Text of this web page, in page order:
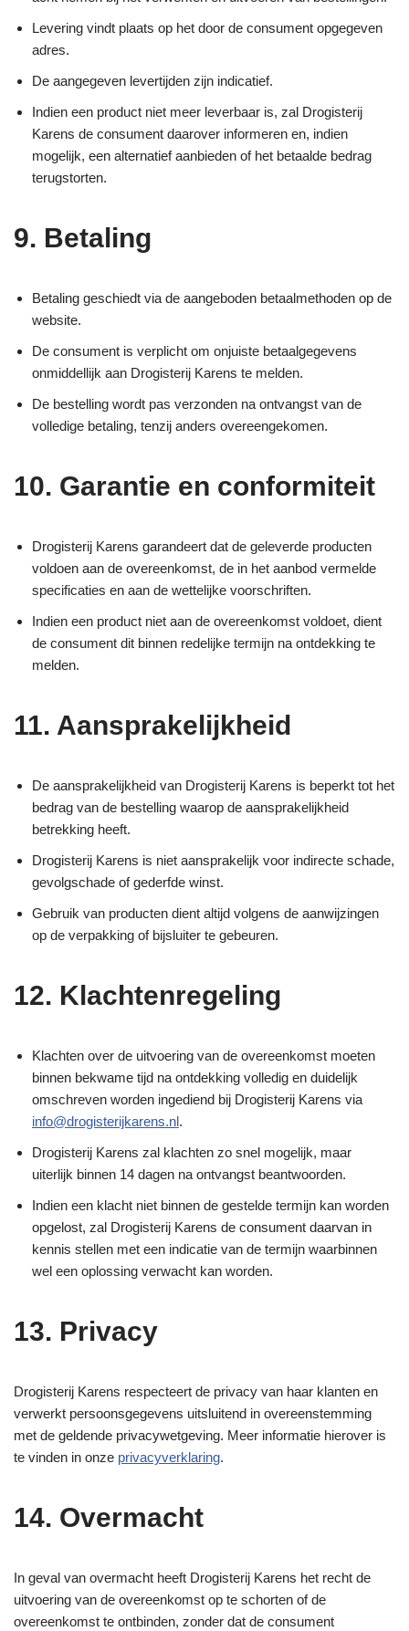
Levering vindt plaats op het door de consument opgegeven
adres.
De aangegeven levertijden zijn indicatief.
Indien een product niet meer leverbaar is, zal Drogisterij
Karens de consument daarover informeren en, indien
mogelijk, een alternatief aanbieden of het betaalde bedrag
terugstorten.
9. Betaling
Betaling geschiedt via de aangeboden betaalmethoden op de
website.
De consument is verplicht om onjuiste betaalgegevens
onmiddellijk aan Drogisterij Karens te melden.
De bestelling wordt pas verzonden na ontvangst van de
volledige betaling, tenzij anders overeengekomen.
10. Garantie en conformiteit
Drogisterij Karens garandeert dat de geleverde producten
voldoen aan de overeenkomst, de in het aanbod vermelde
specificaties en aan de wettelijke voorschriften.
Indien een product niet aan de overeenkomst voldoet, dient
de consument dit binnen redelijke termijn na ontdekking te
melden.
11. Aansprakelijkheid
De aansprakelijkheid van Drogisterij Karens is beperkt tot het
bedrag van de bestelling waarop de aansprakelijkheid
betrekking heeft.
Drogisterij Karens is niet aansprakelijk voor indirecte schade,
gevolgschade of gederfde winst.
Gebruik van producten dient altijd volgens de aanwijzingen
op de verpakking of bijsluiter te gebeuren.
12. Klachtenregeling
Klachten over de uitvoering van de overeenkomst moeten
binnen bekwame tijd na ontdekking volledig en duidelijk
omschreven worden ingediend bij Drogisterij Karens via
info@drogisterijkarens.nl.
Drogisterij Karens zal klachten zo snel mogelijk, maar
uiterlijk binnen 14 dagen na ontvangst beantwoorden.
Indien een klacht niet binnen de gestelde termijn kan worden
opgelost, zal Drogisterij Karens de consument daarvan in
kennis stellen met een indicatie van de termijn waarbinnen
wel een oplossing verwacht kan worden.
13. Privacy
Drogisterij Karens respecteert de privacy van haar klanten en
verwerkt persoonsgegevens uitsluitend in overeenstemming
met de geldende privacywetgeving. Meer informatie hierover is
te vinden in onze privacyverklaring.
14. Overmacht
In geval van overmacht heeft Drogisterij Karens het recht de
uitvoering van de overeenkomst op te schorten of de
overeenkomst te ontbinden, zonder dat de consument